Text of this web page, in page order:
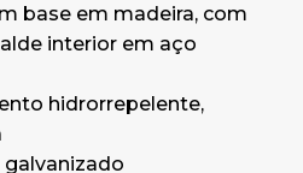
base em madeira, com
interior em aço
hidrorrepelente,